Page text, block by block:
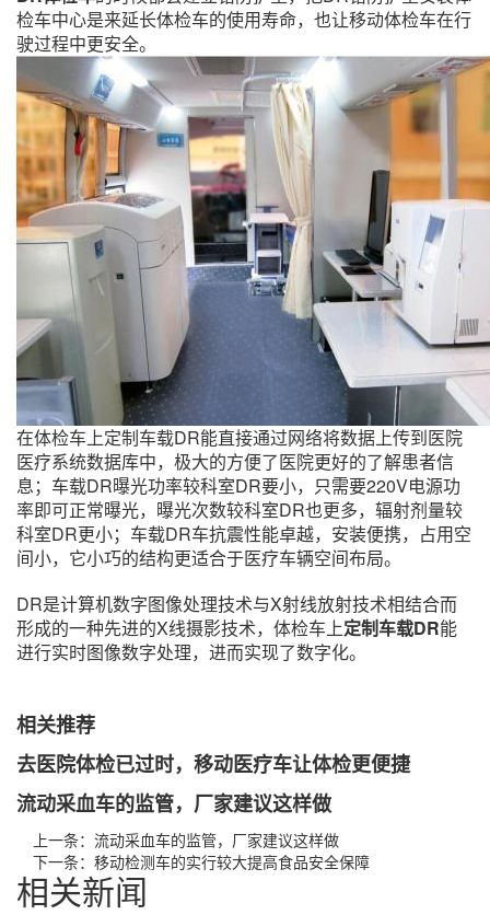
检车中心是来延长体检车的使用寿命，也让移动体检车在行
驶过程中更安全。
在体检车上定制车载DR能直接通过网络将数据上传到医院
医疗系统数据库中，极大的方便了医院更好的了解患者信
息；车载DR曝光功率较科室DR要小，只需要220V电源功
率即可正常曝光，曝光次数较科室DR也更多，辐射剂量较
科室DR更小；车载DR车抗震性能卓越，安装便携，占用空
间小，它小巧的结构更适合于医疗车辆空间布局。
DR是计算机数字图像处理技术与X射线放射技术相结合而
形成的一种先进的X线摄影技术，体检车上定制车载DR能
进行实时图像数字处理，进而实现了数字化。
相关推荐
去医院体检已过时，移动医疗车让体检更便捷
流动采血车的监管，厂家建议这样做
上一条： 流动采血车的监管，厂家建议这样做
下一条： 移动检测车的实行较大提高食品安全保障
相关新闻